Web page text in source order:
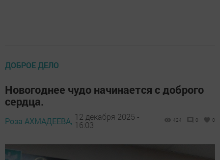
ДОБРОЕ ДЕЛО
Новогоднее чудо начинается с доброго
сердца.
Роза АХМАДЕЕВА, 12 декабря 2025 -
16:03
424 0 0